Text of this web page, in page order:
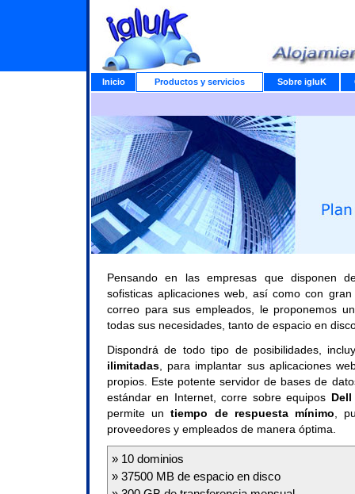
Pensando en las empresas que disponen
sofisticas aplicaciones web, así como con
correo para sus empleados, le proponemos
todas sus necesidades, tanto de espacio en
Dispondrá de todo tipo de posibilidades,
ilimitadas , para implantar sus aplicaciones
propios. Este potente servidor de bases de
estándar en Internet, corre sobre equipos Dell
permite untiempo de respuesta mínimo ,
proveedores y empleados de manera óptima.
» 10 dominios
» 37500 MB de espacio en disco
Inicio Productos y servicios Sobre igluK